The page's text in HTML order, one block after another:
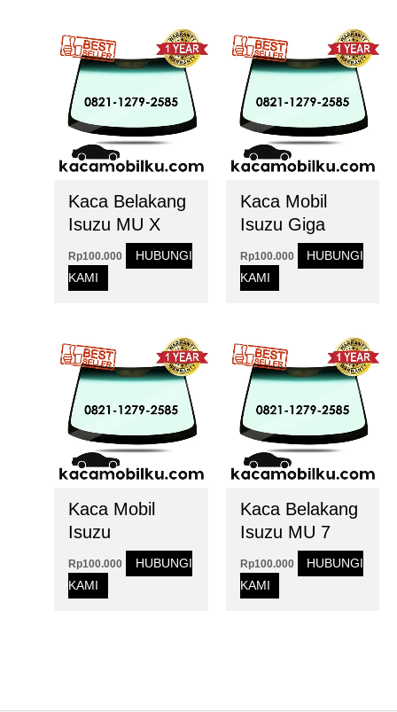
Kaca Belakang
Isuzu MU X
Rp100.000
HUBUNGI
KAMI
Kaca Mobil
Isuzu Giga
Rp100.000
HUBUNGI
KAMI
Kaca Mobil
Isuzu
Rp100.000
HUBUNGI
KAMI
Kaca Belakang
Isuzu MU 7
Rp100.000
HUBUNGI
KAMI